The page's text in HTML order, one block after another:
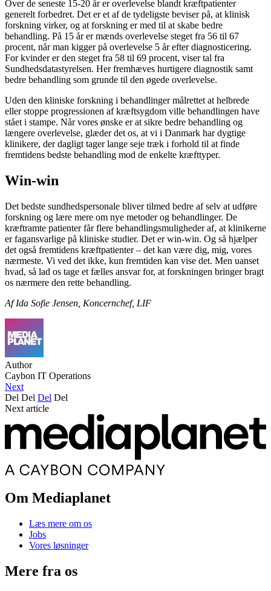
Over de seneste 15-20 år er overlevelse blandt kræftpatienter
generelt forbedret. Det er et af de tydeligste beviser på, at klinisk
forskning virker, og at forskning er med til at skabe bedre
behandling. På 15 år er mænds overlevelse steget fra 56 til 67
procent, når man kigger på overlevelse 5 år efter diagnosticering.
For kvinder er den steget fra 58 til 69 procent, viser tal fra
Sundhedsdatastyrelsen. Her fremhæves hurtigere diagnostik samt
bedre behandling som grunde til den øgede overlevelse.
Uden den kliniske forskning i behandlinger målrettet at helbrede
eller stoppe progressionen af kræftsygdom ville behandlingen have
stået i stampe. Når vores ønske er at sikre bedre behandling og
længere overlevelse, glæder det os, at vi i Danmark har dygtige
klinikere, der dagligt tager lange seje træk i forhold til at finde
fremtidens bedste behandling mod de enkelte kræfttyper.
Win-win
Det bedste sundhedspersonale bliver tilmed bedre af selv at udføre
forskning og lære mere om nye metoder og behandlinger. De
kræftramte patienter får flere behandlingsmuligheder af, at klinikerne
er fagansvarlige på kliniske studier. Det er win-win. Og så hjælper
det også fremtidens kræftpatienter – det kan være dig, mig, vores
nærmeste. Vi ved det ikke, kun fremtiden kan vise det. Men uanset
hvad, så lad os tage et fælles ansvar for, at forskningen bringer bragt
os nærmere den rette behandling.
Af Ida Sofie Jensen, Koncernchef, LIF
Author
Caybon IT Operations
Next
Del Del Del Del
Next article
Om Mediaplanet
Læs mere om os
Jobs
Vores løsninger
Mere fra os